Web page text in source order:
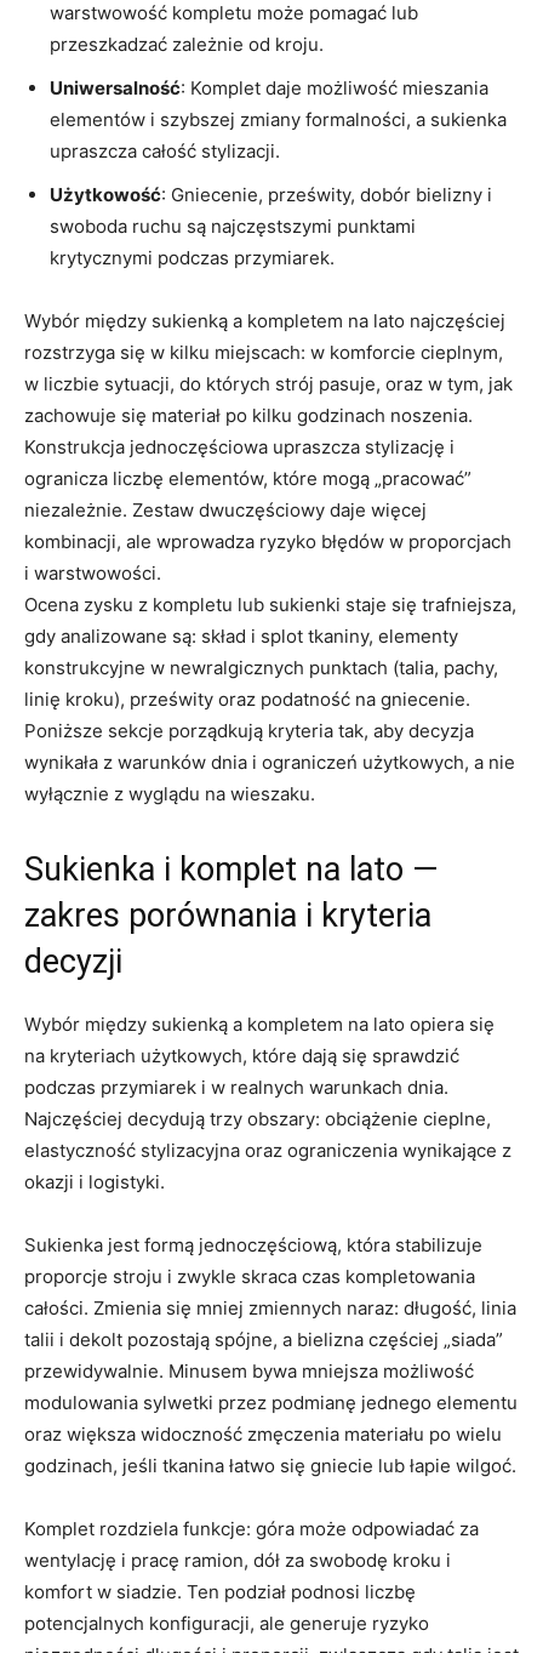
warstwowość kompletu może pomagać lub
przeszkadzać zależnie od kroju.
Uniwersalność: Komplet daje możliwość mieszania
elementów i szybszej zmiany formalności, a sukienka
upraszcza całość stylizacji.
Użytkowość: Gniecenie, prześwity, dobór bielizny i
swoboda ruchu są najczęstszymi punktami
krytycznymi podczas przymiarek.
Wybór między sukienką a kompletem na lato najczęściej
rozstrzyga się w kilku miejscach: w komforcie cieplnym,
w liczbie sytuacji, do których strój pasuje, oraz w tym, jak
zachowuje się materiał po kilku godzinach noszenia.
Konstrukcja jednoczęściowa upraszcza stylizację i
ogranicza liczbę elementów, które mogą „pracować”
niezależnie. Zestaw dwuczęściowy daje więcej
kombinacji, ale wprowadza ryzyko błędów w proporcjach
i warstwowości.
Ocena zysku z kompletu lub sukienki staje się trafniejsza,
gdy analizowane są: skład i splot tkaniny, elementy
konstrukcyjne w newralgicznych punktach (talia, pachy,
linię kroku), prześwity oraz podatność na gniecenie.
Poniższe sekcje porządkują kryteria tak, aby decyzja
wynikała z warunków dnia i ograniczeń użytkowych, a nie
wyłącznie z wyglądu na wieszaku.
Sukienka i komplet na lato —
zakres porównania i kryteria
decyzji
Wybór między sukienką a kompletem na lato opiera się
na kryteriach użytkowych, które dają się sprawdzić
podczas przymiarek i w realnych warunkach dnia.
Najczęściej decydują trzy obszary: obciążenie cieplne,
elastyczność stylizacyjna oraz ograniczenia wynikające z
okazji i logistyki.
Sukienka jest formą jednoczęściową, która stabilizuje
proporcje stroju i zwykle skraca czas kompletowania
całości. Zmienia się mniej zmiennych naraz: długość, linia
talii i dekolt pozostają spójne, a bielizna częściej „siada”
przewidywalnie. Minusem bywa mniejsza możliwość
modulowania sylwetki przez podmianę jednego elementu
oraz większa widoczność zmęczenia materiału po wielu
godzinach, jeśli tkanina łatwo się gniecie lub łapie wilgoć.
Komplet rozdziela funkcje: góra może odpowiadać za
wentylację i pracę ramion, dół za swobodę kroku i
komfort w siadzie. Ten podział podnosi liczbę
potencjalnych konfiguracji, ale generuje ryzyko